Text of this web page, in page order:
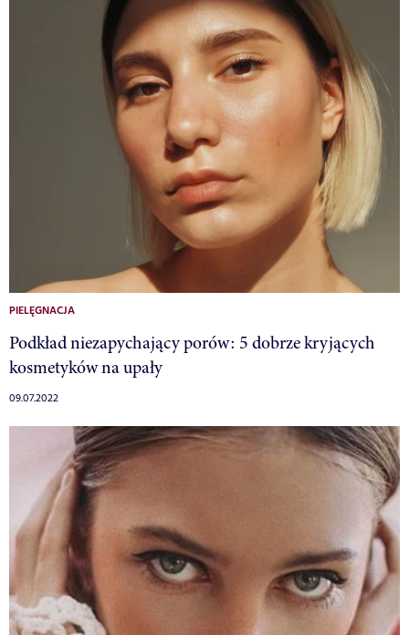
PIELĘGNACJA
Podkład niezapychający porów: 5 dobrze kryjących
kosmetyków na upały
09.07.2022